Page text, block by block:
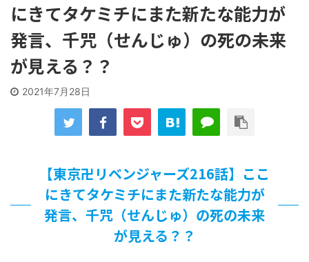
【R-18】真・女神転生 Road to the Transcendence【二次
創作】 第２０話
北原ももさんの挑発!!!
【遊戯王】いつ見ても覚醒だけ地属性との関連が意味不明だ
美少女図鑑AWARD2026グランプリ・榎本彩乃、グラビア披
露！透明感が凄い！！
【朗報】齋藤飛鳥、前屈みで完全に見えてる動画が拡散され
えてしまう
【画像】顔100点、体30点の女ｗｗｗ
…背が高い娘
佐藤絢音ちゃん(11)が万バズ！！
にきてタケミチにまた新たな能力が
発言、千咒（せんじゅ）の死の未来
が見える？？
2021年7月28日
【東京卍リベンジャーズ216話】ここ
にきてタケミチにまた新たな能力が
発言、千咒（せんじゅ）の死の未来
が見える？？